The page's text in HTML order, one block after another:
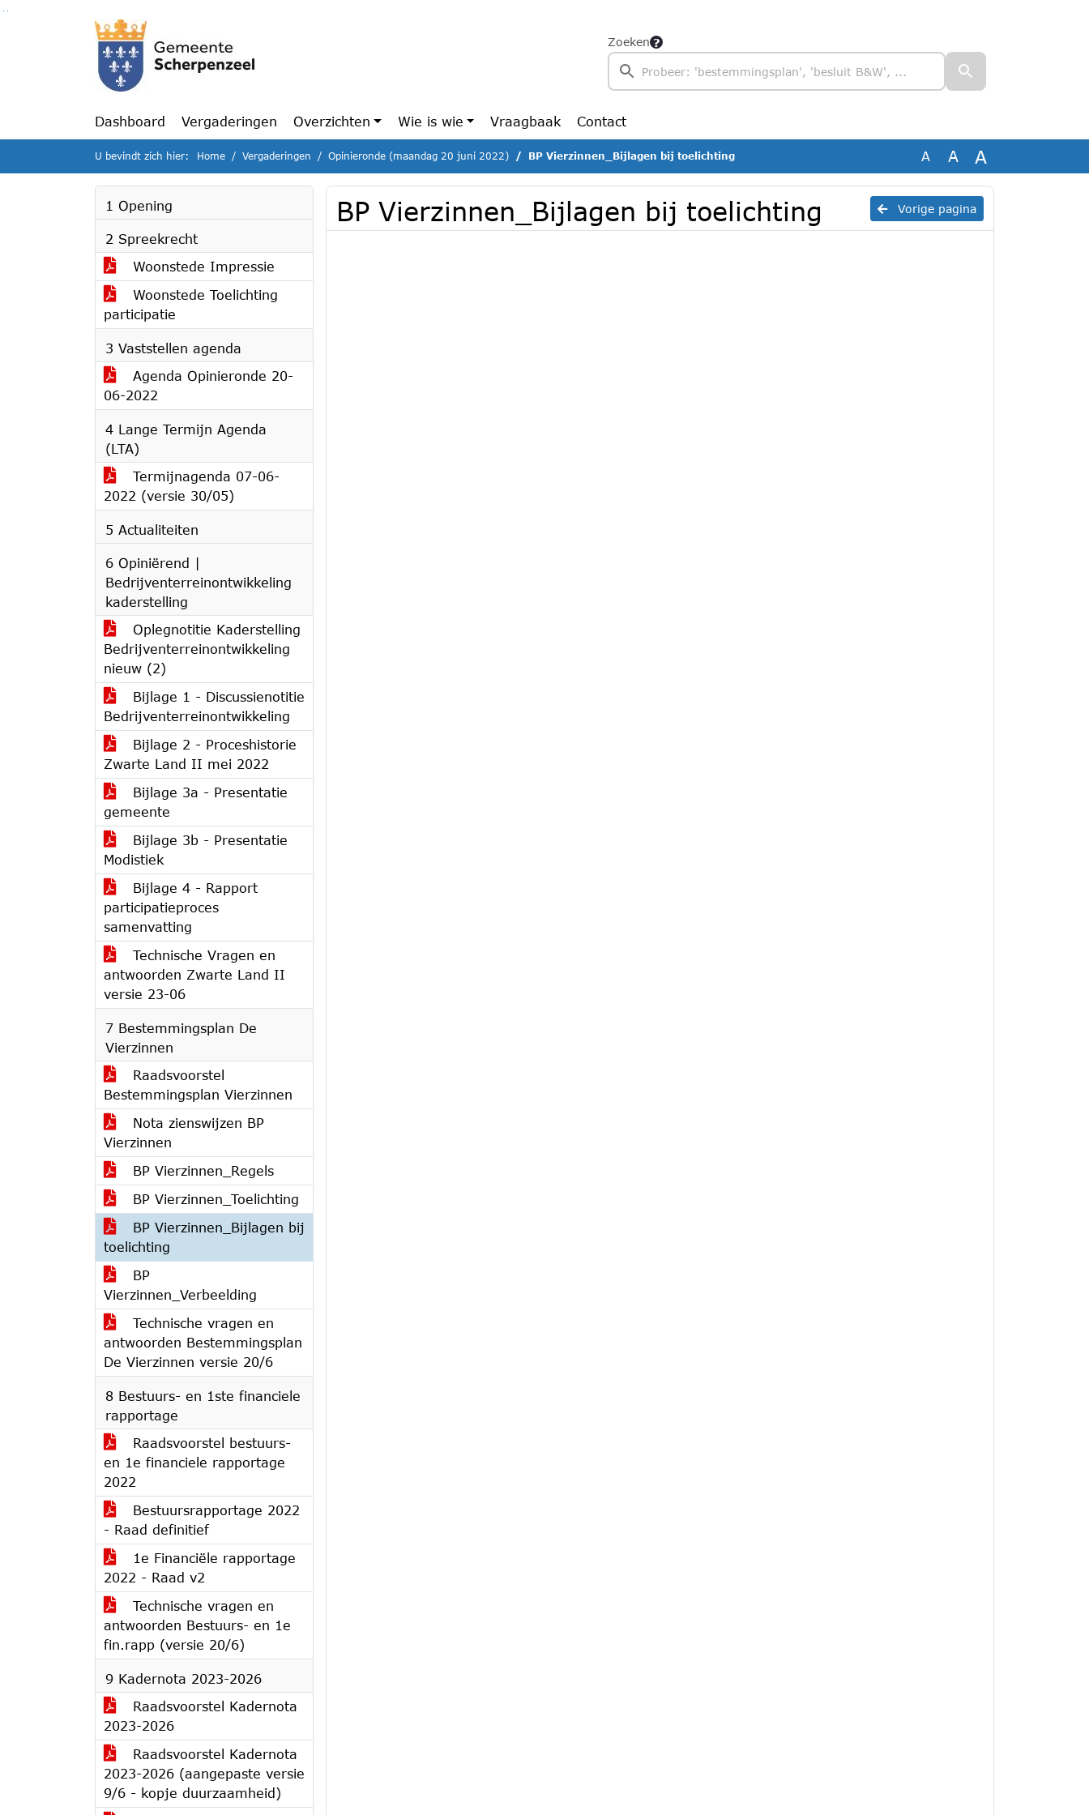
Ga naar de inhoud van deze pagina
Ga naar het zoeken
Ga naar het menu
Zoeken
Dashboard Vergaderingen Overzichten Wie is wie Vraagbaak Contact
U bevindt zich hier: Home Vergaderingen Opinieronde (maandag 20 juni 2022) BP Vierzinnen_Bijlagen bij toelichting A A A
1 Opening
2 Spreekrecht
Woonstede Impressie
Woonstede Toelichting
participatie
3 Vaststellen agenda
Agenda Opinieronde 20-
06-2022
4 Lange Termijn Agenda
(LTA)
Termijnagenda 07-06-
2022 (versie 30/05)
5 Actualiteiten
6 Opiniërend |
Bedrijventerreinontwikkeling
kaderstelling
Oplegnotitie Kaderstelling
Bedrijventerreinontwikkeling
nieuw (2)
Bijlage 1 - Discussienotitie
Bedrijventerreinontwikkeling
Bijlage 2 - Proceshistorie
Zwarte Land II mei 2022
Bijlage 3a - Presentatie
gemeente
Bijlage 3b - Presentatie
Modistiek
Bijlage 4 - Rapport
participatieproces
samenvatting
Technische Vragen en
antwoorden Zwarte Land II
versie 23-06
7 Bestemmingsplan De
Vierzinnen
Raadsvoorstel
Bestemmingsplan Vierzinnen
Nota zienswijzen BP
Vierzinnen
BP Vierzinnen_Regels
BP Vierzinnen_Toelichting
BP Vierzinnen_Bijlagen bij
toelichting
BP
Vierzinnen_Verbeelding
Technische vragen en
antwoorden Bestemmingsplan
De Vierzinnen versie 20/6
8 Bestuurs- en 1ste financiele
rapportage
Raadsvoorstel bestuurs-
en 1e financiele rapportage
2022
Bestuursrapportage 2022
- Raad definitief
1e Financiële rapportage
2022 - Raad v2
Technische vragen en
antwoorden Bestuurs- en 1e
fin.rapp (versie 20/6)
9 Kadernota 2023-2026
Raadsvoorstel Kadernota
2023-2026
Raadsvoorstel Kadernota
2023-2026 (aangepaste versie
9/6 - kopje duurzaamheid)
Vorige pagina
BP Vierzinnen_Bijlagen bij toelichting